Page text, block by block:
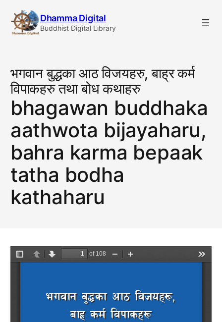
content
Dhamma Digital
Buddhist Digital Library
भगवान बुद्धका आठ विजयहरु, बाह्र कर्म
विपाकहरु तथा बोध कथाहरु
bhagawan buddhaka
aathwota bijayaharu,
bahra karma bepaak
tatha bodha
kathaharu